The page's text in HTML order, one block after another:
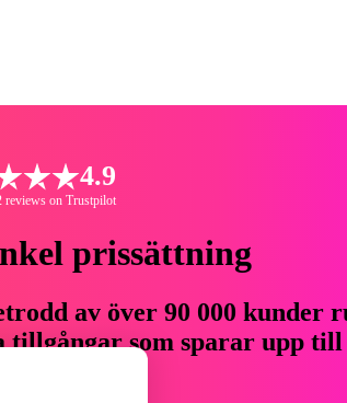
4.9
reviews on Trustpilot
prissättning
av över 90 000 kunder
som sparar upp